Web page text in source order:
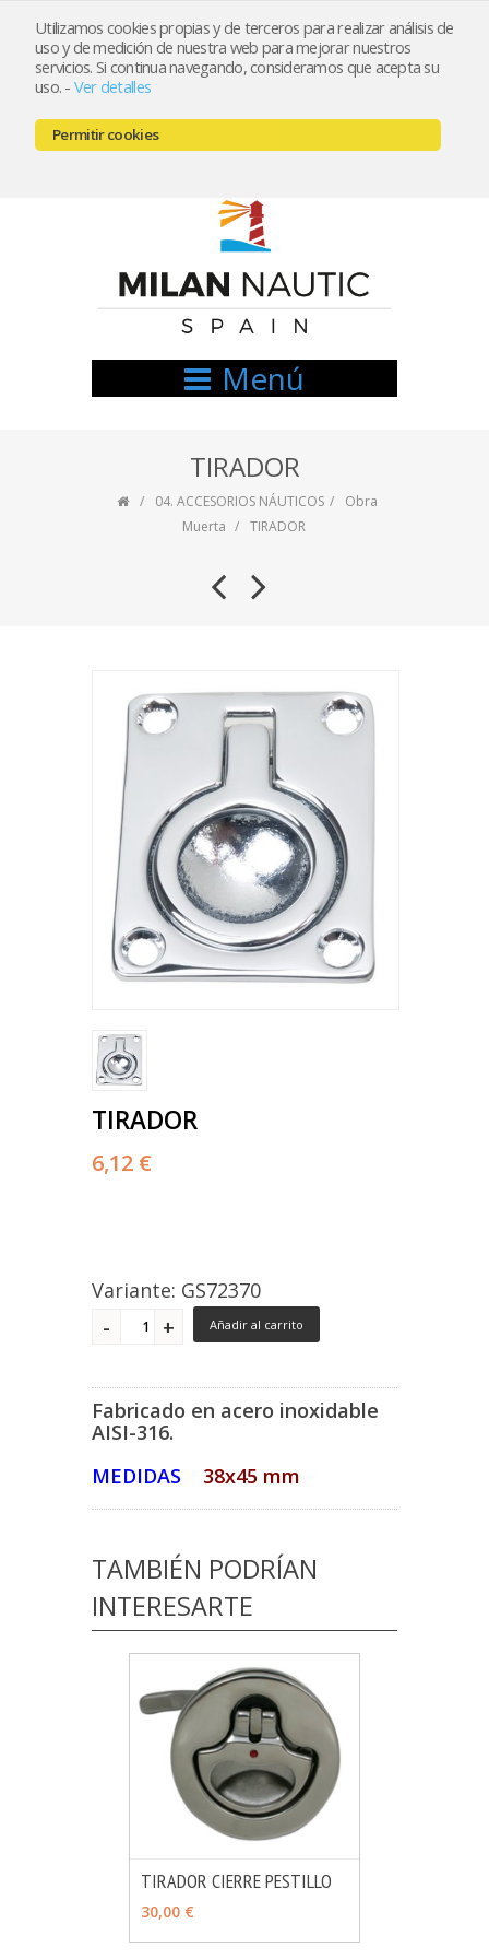
Utilizamos cookies propias y de terceros para realizar análisis de
uso y de medición de nuestra web para mejorar nuestros
servicios. Si continua navegando, consideramos que acepta su
uso. - Ver detalles
Permitir cookies
Registrarse Mi cuenta
666521122 // 654999333
Menú
TIRADOR
04. ACCESORIOS NÁUTICOS
Obra
Muerta
TIRADOR
TIRADOR
6,12 €
Variante: GS72370
Añadir al carrito
Fabricado en acero inoxidable
AISI-316.
MEDIDAS
38x45 mm
TAMBIÉN PODRÍAN
INTERESARTE
TIRADOR CIERRE PESTILLO
30,00 €